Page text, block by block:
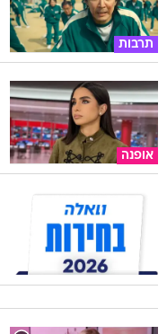
תרבות
אופנה